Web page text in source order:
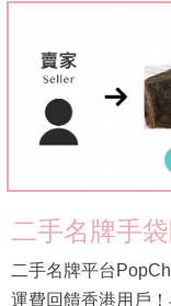
二手名牌手
二手名牌平台
運費回饋香港用戶